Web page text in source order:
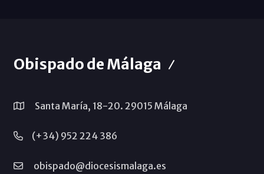
Obispado de Málaga
Santa María, 18-20. 29015 Málaga
(+34) 952 224 386
obispado@diocesismalaga.es